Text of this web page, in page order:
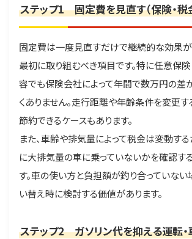
ステップ1 固定費を見直す（保険・税
固定費は一度見直すだけで継続的な効果が
最初に取り組むべき項目です。特に任意保
容でも保険会社によって年間で数万円の差
くありません。走行距離や年齢条件を変更す
節約できるケースもあります。
また、車齢や排気量によって税金は変動す
に大排気量の車に乗っていないかを確認す
す。車の使い方と負担額が釣り合っていない
い替え時に検討する価値があります。
ステップ2 ガソリン代を抑える運転・